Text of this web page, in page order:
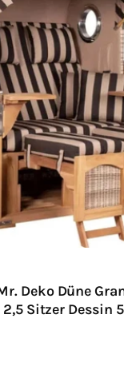
Deko Düne
2,5 Sitzer Dessin